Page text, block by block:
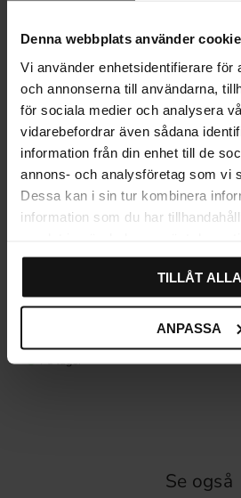
Denna webbplats använder
Vi använder enhetsidentifierare för
och annonserna till användarna,
för sociala medier och analysera
vidarebefordrar även sådana
information från din enhet till de
annons- och analysföretag som vi
Dessa kan i sin tur kombinera
information som du har
TILLÅT ALLA
ANPASSA
Dørhåndtag Tåkern Messing
På lager
Se også